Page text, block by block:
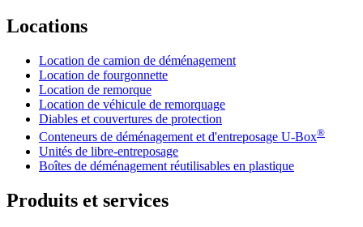
Locations
Location de camion de déménagement
Location de fourgonnette
Location de remorque
Location de véhicule de remorquage
Diables et couvertures de protection
Conteneurs de déménagement et d'entreposage U-Box®
Unités de libre-entreposage
Boîtes de déménagement réutilisables en plastique
Produits et services